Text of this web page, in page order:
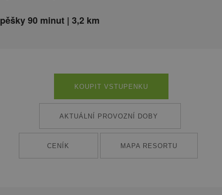
pěšky 90 minut | 3,2 km
KOUPIT VSTUPENKU
AKTUÁLNÍ PROVOZNÍ DOBY
CENÍK MAPA RESORTU